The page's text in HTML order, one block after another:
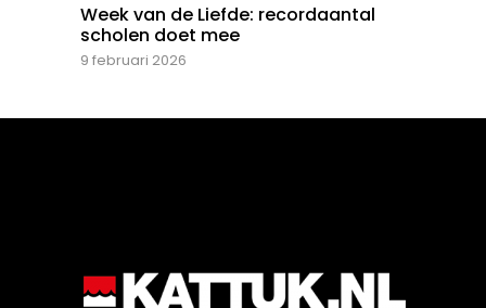
Week van de Liefde: recordaantal
scholen doet mee
9 februari 2026